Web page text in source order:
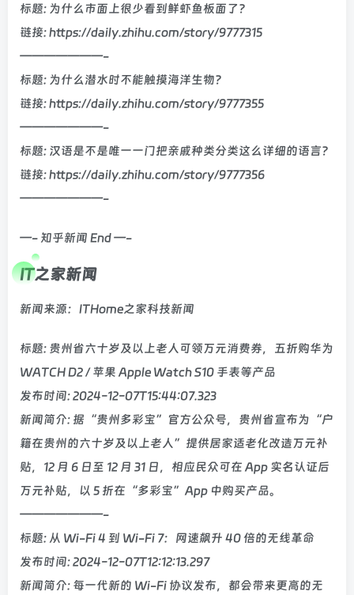
标题: 为什么市面上很少看到鲜虾鱼板面了？
链接: https://daily.zhihu.com/story/9777315
———————-
标题: 为什么潜水时不能触摸海洋生物？
链接: https://daily.zhihu.com/story/9777355
———————-
标题: 汉语是不是唯一一门把亲戚种类分类这么详细的语言？
链接: https://daily.zhihu.com/story/9777356
———————-
—- 知乎新闻 End —-
IT之家新闻
新闻来源：ITHome之家科技新闻
标题: 贵州省六十岁及以上老人可领万元消费券，五折购华为
WATCH D2 / 苹果 Apple Watch S10 手表等产品
发布时间: 2024-12-07T15:44:07.323
新闻简介: 据“贵州多彩宝”官方公众号，贵州省宣布为“户
籍在贵州的六十岁及以上老人”提供居家适老化改造万元补
贴，12 月 6 日至 12 月 31 日，相应民众可在 App 实名认证后
万元补贴，以 5 折在“多彩宝”App 中购买产品。
———————-
标题: 从 Wi-Fi 4 到 Wi-Fi 7：网速飙升 40 倍的无线革命
发布时间: 2024-12-07T12:12:13.297
新闻简介: 每一代新的 Wi-Fi 协议发布，都会带来更高的无